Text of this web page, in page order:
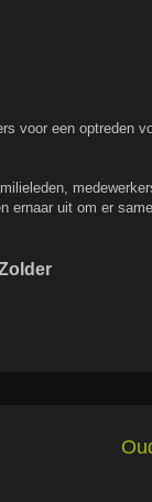
voor een optreden
ernaar uit om er